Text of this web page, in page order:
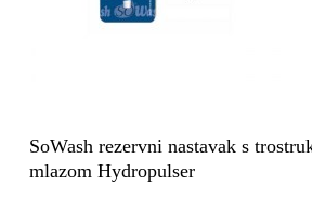
SoWash rezervni nastavak s
mlazom Hydropulser